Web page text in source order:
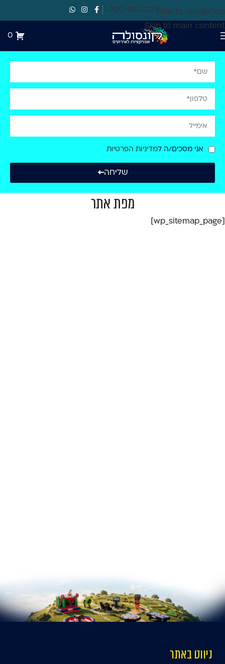
Skip to navigation
Skip to main content
1-700-500-223
0
אני מסכים/ה למדיניות הפרטיות
שליחה
מפת אתר
ניווט באתר